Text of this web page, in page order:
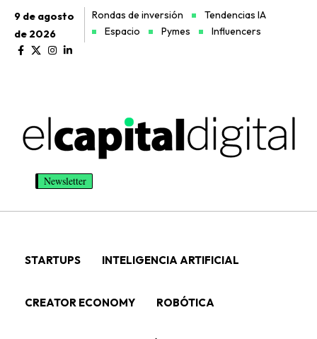
9 de agosto
de 2026
Rondas de inversión
Tendencias IA
Espacio
Pymes Influencers
Newsletter
STARTUPS INTELIGENCIA ARTIFICIAL
CREATOR ECONOMY ROBÓTICA